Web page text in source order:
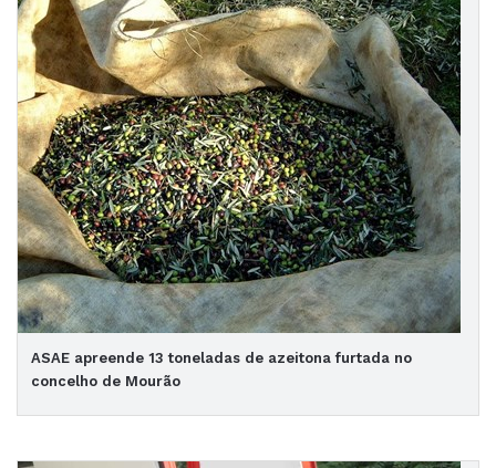
ASAE apreende 13 toneladas de azeitona furtada no
concelho de Mourão